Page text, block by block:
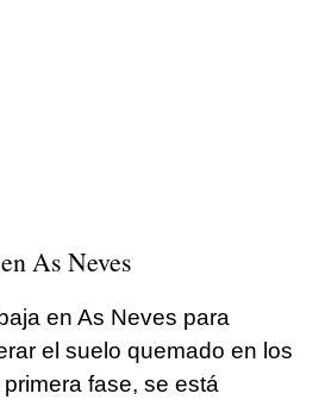
As Neves
en As Neves para
el suelo quemado en los
fase, se está